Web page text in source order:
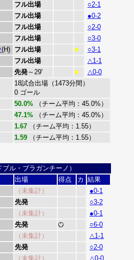
フル出場
○2-1
フル出場
●0-2
フル出場
○2-0
フル出場
○3-0
(H) フル出場 ■
○3-1
フル出場
△1-1
先発～29' ■ △0-0
18試合出場（1473分間）
0 ゴール
50.0% （チーム平均：45.0%）
47.1% （チーム平均：45.0%）
1.67 （チーム平均：1.55）
1.59 （チーム平均：1.55）
ル・ブラガンチーノ）
出場 得点 カ 結果
（未集計）
●0-1
先発
○3-2
（未集計）
●0-1
先発
○6-0
（未集計）
△1-1
先発
○2-0
（未集計）
△0-0